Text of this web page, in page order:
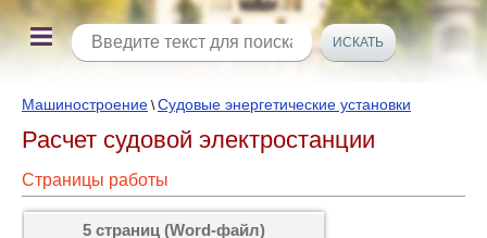
Машиностроение \Судовые энергетические установки
Расчет судовой электростанции
Страницы работы
5 страниц (Word-файл)